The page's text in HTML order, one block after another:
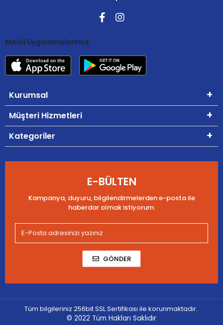
Mobil Uygulamalarımız
Kurumsal
Müşteri Hizmetleri
Kategoriler
E-BÜLTEN
Kampanya, duyuru, bilgilendirmelerden e-posta ile
haberdar olmak istiyorum.
GÖNDER
Tüm bilgileriniz 256bit SSL Sertifikası ile korunmaktadır.
© 2022 Tüm Hakları Saklıdır